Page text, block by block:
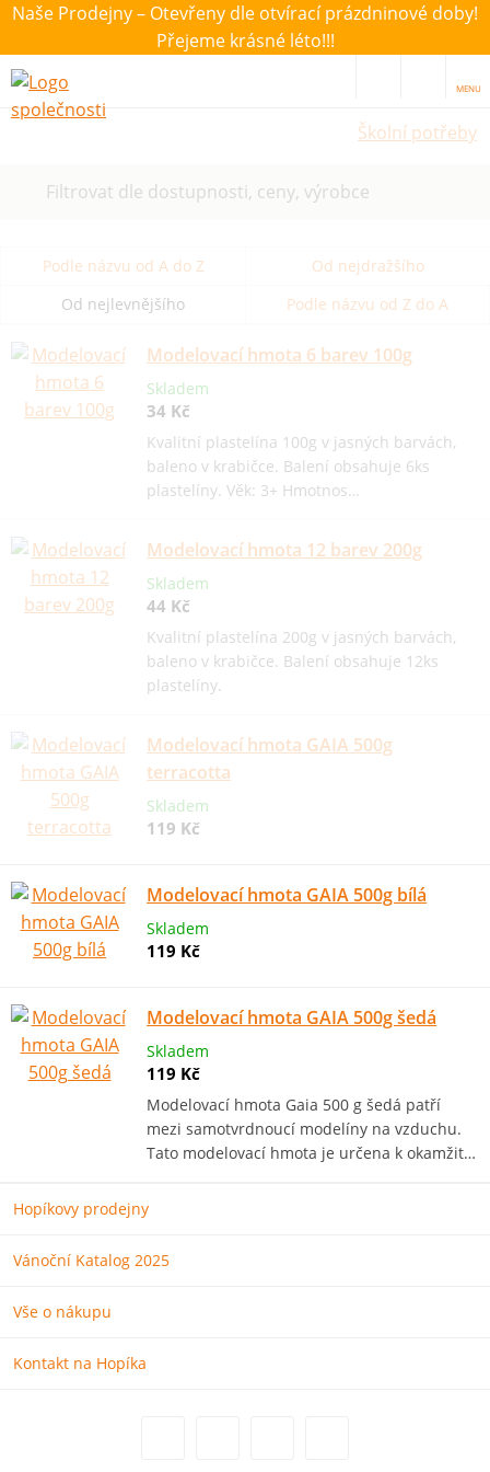
Naše Prodejny – Otevřeny dle otvírací prázdninové doby!
Přejeme krásné léto!!!
MENU
Školní potřeby
Filtrovat dle dostupnosti, ceny, výrobce
Podle názvu od A do Z
Od nejdražšího
Od nejlevnějšího
Podle názvu od Z do A
Modelovací hmota 6 barev 100g
Skladem
34 Kč
Kvalitní plastelína 100g v jasných barvách,
baleno v krabičce. Balení obsahuje 6ks
plastelíny. Věk: 3+ Hmotnos…
Modelovací hmota 12 barev 200g
Skladem
44 Kč
Kvalitní plastelína 200g v jasných barvách,
baleno v krabičce. Balení obsahuje 12ks
plastelíny.
Modelovací hmota GAIA 500g
terracotta
Skladem
119 Kč
Modelovací hmota GAIA 500g bílá
Skladem
119 Kč
Modelovací hmota GAIA 500g šedá
Skladem
119 Kč
Modelovací hmota Gaia 500 g šedá patří
mezi samotvrdnoucí modelíny na vzduchu.
Tato modelovací hmota je určena k okamžit…
Hopíkovy prodejny
Vánoční Katalog 2025
Vše o nákupu
Kontakt na Hopíka